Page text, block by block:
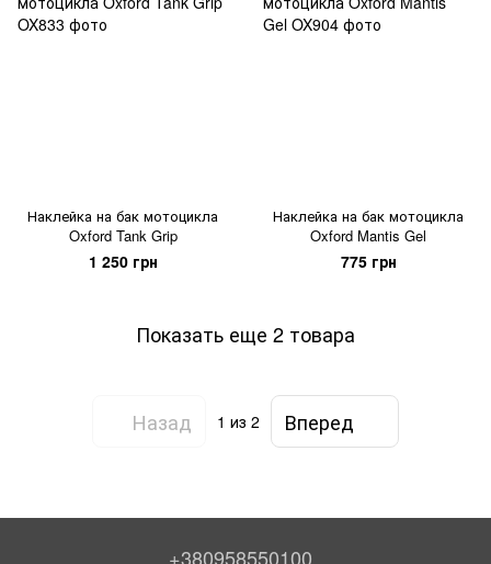
Наклейка на бак мотоцикла
Oxford Tank Grip
1 250 грн
Наклейка на бак мотоцикла
Oxford Mantis Gel
775 грн
Показать еще 2 товара
Назад 1 из 2 Вперед
+380958550100